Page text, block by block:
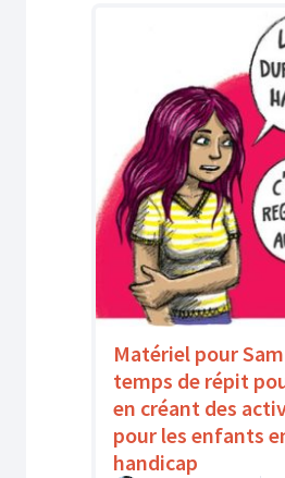
Matériel pour
temps de répit
en créant des
pour les enfants
handicap